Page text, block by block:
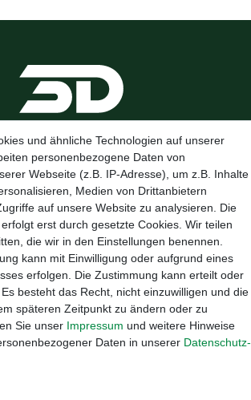
Bayreuth·0921 / 50753020·info@3dproject-
bayreuth.de
und ähnliche Technologien auf unserer
personenbezogene Daten von
Webseite (z.B. IP-Adresse), um z.B. Inhalte
Medien von Drittanbietern
auf unsere Website zu analysieren. Die
erst durch gesetzte Cookies. Wir teilen
die wir in den Einstellungen benennen.
kann mit Einwilligung oder aufgrund eines
erfolgen. Die Zustimmung kann erteilt oder
besteht das Recht, nicht einzuwilligen und die
späteren Zeitpunkt zu ändern oder zu
Sie unser Impressum und weitere Hinweise
Daten in unserer Daten­schutz­